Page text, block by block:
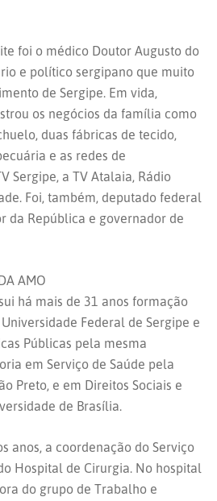
foi o médico Doutor Augusto do
e político sergipano que muito
de Sergipe. Em vida,
os negócios da família como
duas fábricas de tecido,
e as redes de
Sergipe, a TV Atalaia, Rádio
Foi, também, deputado federal
da República e governador de
AMO
há mais de 31 anos formação
Federal de Sergipe e
Públicas pela mesma
em Serviço de Saúde pela
Preto, e em Direitos Sociais e
de Brasília.
anos, a coordenação do Serviço
Hospital de Cirurgia. No hospital
do grupo de Trabalho e